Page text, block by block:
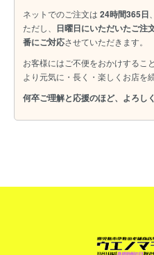
ネットでのご注文は 24時間365日
ただし、
日曜日にいただいたご注
番にご対応させていただきます。
お客様にはご不便をおかけするこ
より元気に・長く・楽しくお店を
何卒ご理解と応援のほど、よろし